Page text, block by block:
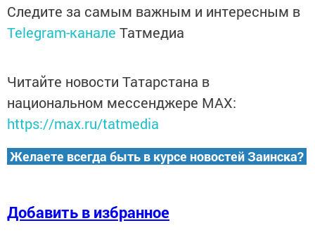
Следите за самым важным и интересным в
Telegram-канале Татмедиа
Читайте новости Татарстана в
национальном мессенджере MАХ:
https://max.ru/tatmedia
Желаете всегда быть в курсе новостей Заинска?
Добавить в избранное